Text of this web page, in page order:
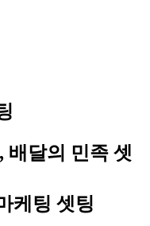
배달의 민족 셋
케팅 셋팅